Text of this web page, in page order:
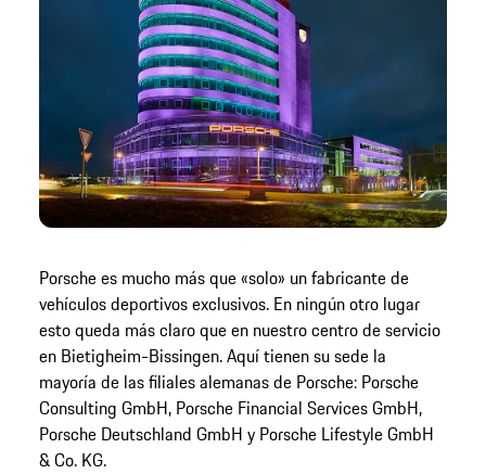
Porsche es mucho más que «solo» un fabricante de
vehículos deportivos exclusivos. En ningún otro lugar
esto queda más claro que en nuestro centro de servicio
en Bietigheim-Bissingen. Aquí tienen su sede la
mayoría de las filiales alemanas de Porsche: Porsche
Consulting GmbH, Porsche Financial Services GmbH,
Porsche Deutschland GmbH y Porsche Lifestyle GmbH
& Co. KG.